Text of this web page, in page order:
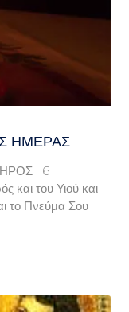
ΗΜΈΡΑΣ
6
και του Υιού και
το Πνεύμα Σου